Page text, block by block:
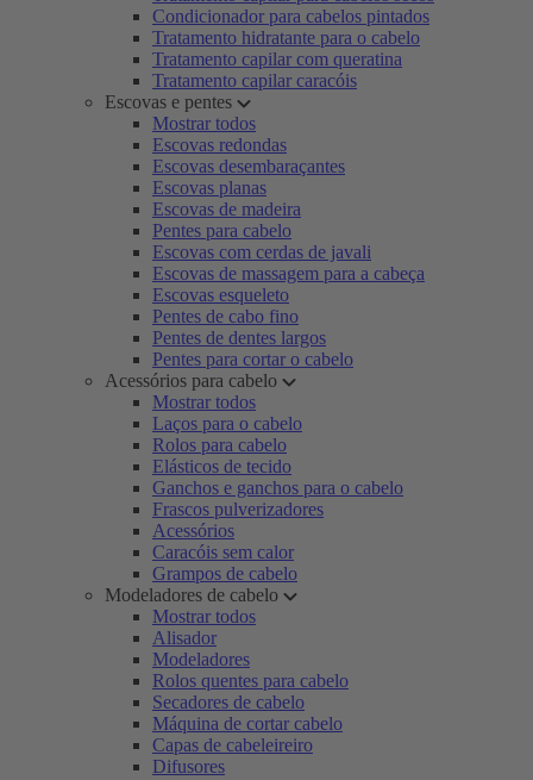
Condicionador para cabelos pintados
Tratamento hidratante para o cabelo
Tratamento capilar com queratina
Tratamento capilar caracóis
Escovas e pentes
Mostrar todos
Escovas redondas
Escovas desembaraçantes
Escovas planas
Escovas de madeira
Pentes para cabelo
Escovas com cerdas de javali
Escovas de massagem para a cabeça
Escovas esqueleto
Pentes de cabo fino
Pentes de dentes largos
Pentes para cortar o cabelo
Acessórios para cabelo
Mostrar todos
Laços para o cabelo
Rolos para cabelo
Elásticos de tecido
Ganchos e ganchos para o cabelo
Frascos pulverizadores
Acessórios
Caracóis sem calor
Grampos de cabelo
Modeladores de cabelo
Mostrar todos
Alisador
Modeladores
Rolos quentes para cabelo
Secadores de cabelo
Máquina de cortar cabelo
Capas de cabeleireiro
Difusores